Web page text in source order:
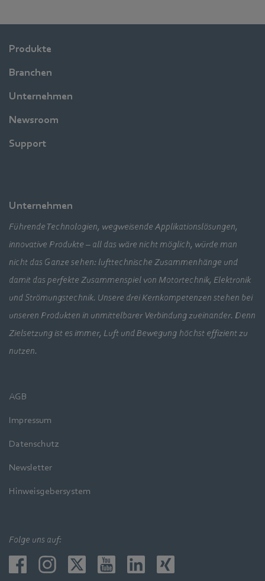
Produkte
Branchen
Unternehmen
Newsroom
Support
Unternehmen
Führende Technologien, wegweisende Applikationslösungen,
innovative Produkte – all das wäre nicht möglich, würde man
nicht das Ganze sehen: lufttechnische Zusammenhänge und
damit das perfekte Zusammenspiel von Motortechnik, Elektronik
und Strömungstechnik. Unsere drei Kernkompetenzen stehen bei
unseren Produkten in unmittelbarer Verbindung zueinander. Denn
Zielsetzung ist es immer, Luft und Bewegung höchst effizient zu
nutzen.
AGB
Impressum
Datenschutz
Newsletter
Hinweisgebersystem
Folge uns auf: